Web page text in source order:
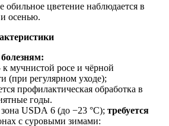
обильное цветение наблюдается в
осенью.
мучнистой росе и чёрной
(при регулярном уходе);
профилактическая обработка в
годы.
зона USDA 6 (до −23 °C); требуется
с суровыми зимами: